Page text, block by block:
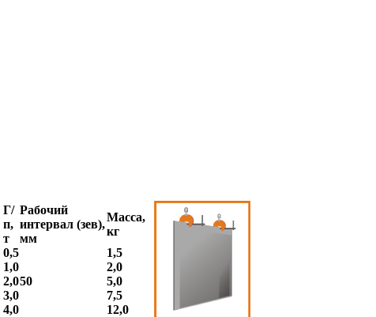
Г/
п,
т
Рабочий
интервал (зев),
мм
Масса,
кг
0,5
50
1,5
1,0
2,0
2,0
5,0
3,0
7,5
4,0 12,0